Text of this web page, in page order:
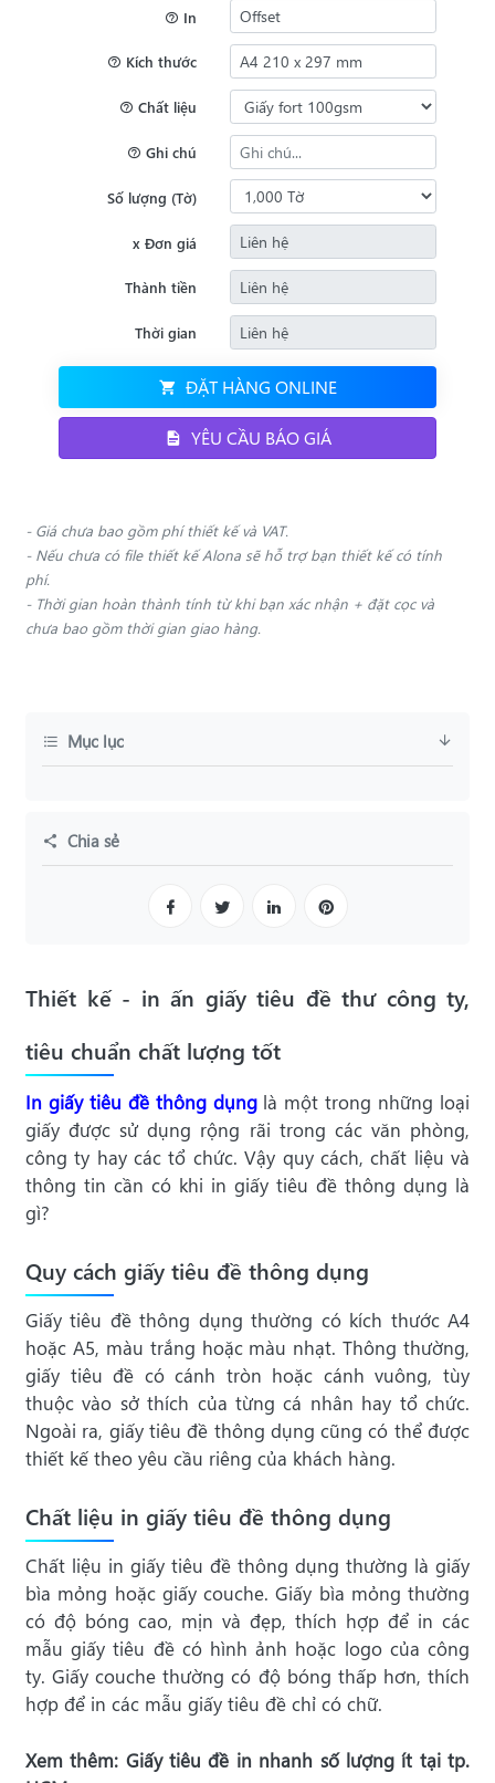
In
Kích thước
Chất liệu
Ghi chú
Số lượng (Tờ)
x Đơn giá
Thành tiền
Thời gian
ĐẶT HÀNG ONLINE
YÊU CẦU BÁO GIÁ
- Giá chưa bao gồm phí thiết kế và VAT.
- Nếu chưa có file thiết kế Alona sẽ hỗ trợ bạn thiết kế có tính
phí.
- Thời gian hoàn thành tính từ khi bạn xác nhận + đặt cọc và
chưa bao gồm thời gian giao hàng.
Thiết kế - in ấn giấy tiêu đề thư công ty,
tiêu chuẩn chất lượng tốt
In giấy tiêu đề thông dụnglà một trong những loại
giấy được sử dụng rộng rãi trong các văn phòng,
công ty hay các tổ chức. Vậy quy cách, chất liệu và
thông tin cần có khi in giấy tiêu đề thông dụng là
gì?
Quy cách giấy tiêu đề thông dụng
Giấy tiêu đề thông dụng thường có kích thước A4
hoặc A5, màu trắng hoặc màu nhạt. Thông thường,
giấy tiêu đề có cánh tròn hoặc cánh vuông, tùy
thuộc vào sở thích của từng cá nhân hay tổ chức.
Ngoài ra, giấy tiêu đề thông dụng cũng có thể được
thiết kế theo yêu cầu riêng của khách hàng.
Chất liệu in giấy tiêu đề thông dụng
Chất liệu in giấy tiêu đề thông dụng thường là giấy
bìa mỏng hoặc giấy couche. Giấy bìa mỏng thường
có độ bóng cao, mịn và đẹp, thích hợp để in các
mẫu giấy tiêu đề có hình ảnh hoặc logo của công
ty. Giấy couche thường có độ bóng thấp hơn, thích
hợp để in các mẫu giấy tiêu đề chỉ có chữ.
Xem thêm: Giấy tiêu đề in nhanh số lượng ít tại tp.
Mục lục
Chia sẻ